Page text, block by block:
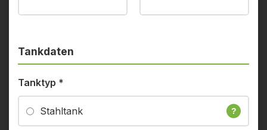
Tankdaten
Tanktyp *
Stahltank ?